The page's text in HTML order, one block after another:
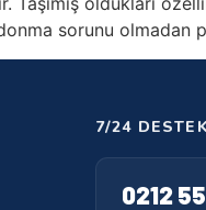
sorunu olmadan
7/24
0212